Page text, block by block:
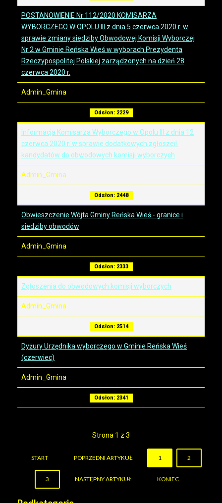
POSTANOWIENIE Nr 112/2020 KOMISARZA
WYBORCZEGO W OPOLU III z dnia 5 czerwca 2020 r. w
sprawie zmiany siedziby Obwodowej Komisji Wyborczej
Nr 2 w Gminie Reńska Wieś w wyborach Prezydenta
Rzeczypospolitej Polskiej zarządzonych na dzień 28
czerwca 2020 r.
Admin_Gmina
Odsłon: 2229
Informacja Komisarza Wyborczego w Opolu III z dnia 12
czerwca 2020 r. w sprawie dodatkowych zgłoszeń
kandydatów do obwodowych komisji wyborczych
Admin_Gmina
Odsłon: 2448
Obwieszczenie Wójta Gminy Reńska Wieś - granice i
siedziby obwodów
Admin_Gmina
Odsłon: 2333
Zgłoszenia do obwodowych komisji wyborczych
Admin_Gmina
Odsłon: 2514
Dyżury Urzędnika wyborczego w Gminie Reńska Wieś
(czerwiec)
Admin_Gmina
Odsłon: 2341
Strona 1 z 3
START POPRZEDNI ARTYKUŁ 1 2
3 NASTĘPNY ARTYKUŁ KONIEC